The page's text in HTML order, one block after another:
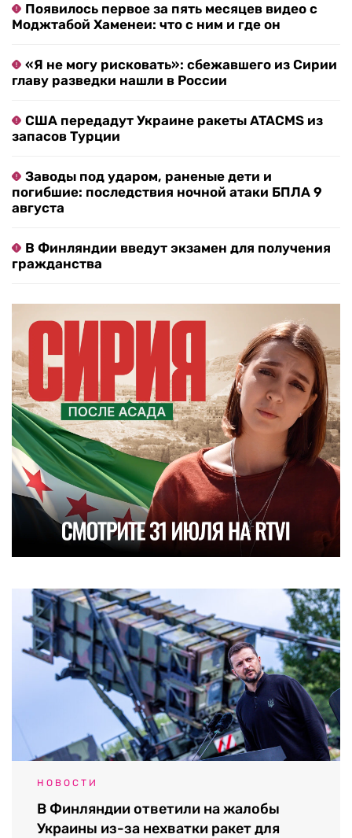
Появилось первое за пять месяцев видео с
Моджтабой Хаменеи: что с ним и где он
«Я не могу рисковать»: сбежавшего из Сирии
главу разведки нашли в России
США передадут Украине ракеты ATACMS из
запасов Турции
Заводы под ударом, раненые дети и
погибшие: последствия ночной атаки БПЛА 9
августа
В Финляндии введут экзамен для получения
гражданства
НОВОСТИ
В Финляндии ответили на жалобы
Украины из-за нехватки ракет для